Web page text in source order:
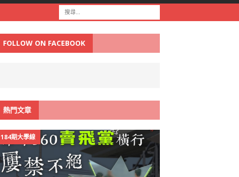
FOLLOW ON FACEBOOK
熱門文章
184期大學線